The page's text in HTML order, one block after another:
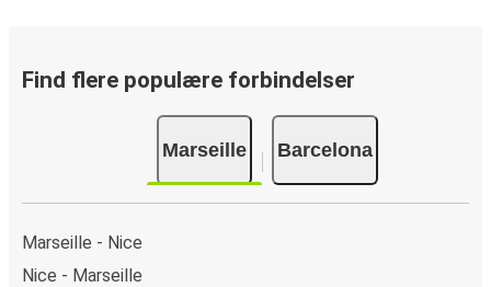
mellem flere sikre onlinebetalingsmetoder som kreditkort,
Find flere populære forbindelser
Marseille Barcelona
Marseille - Nice
Nice - Marseille